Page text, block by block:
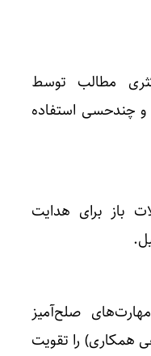
مطالب توسط
و چندحسی استفاده
باز برای هدایت
صلح‌آمیز
همکاری) را تقویت